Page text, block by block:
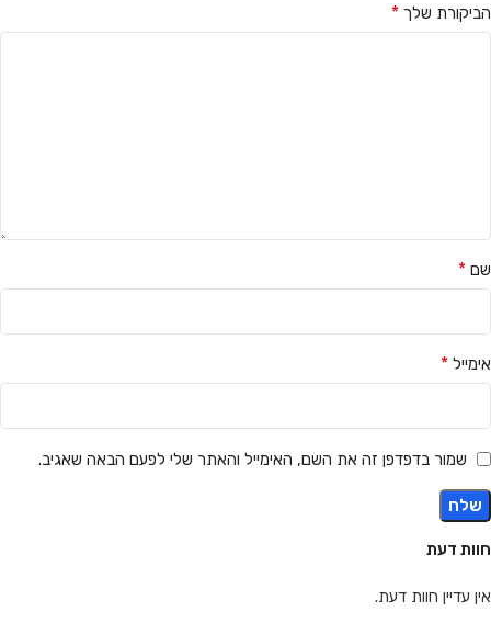
חוות דעת
אין עדיין חוות דעת.
הביקורת שלך *
שם *
אימייל *
שמור בדפדפן זה את השם, האימייל והאתר שלי לפעם הבאה שאגיב.